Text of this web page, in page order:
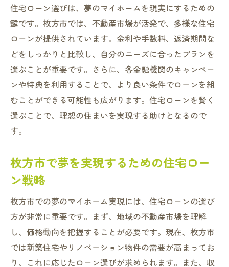
住宅ローン選びは、夢のマイホームを現実にするための
鍵です。枚方市では、不動産市場が活発で、多様な住宅
ローンが提供されています。金利や手数料、返済期間な
どをしっかりと比較し、自分のニーズに合ったプランを
選ぶことが重要です。さらに、各金融機関のキャンペー
ンや特典を利用することで、より良い条件でローンを組
むことができる可能性も広がります。住宅ローンを賢く
選ぶことで、理想の住まいを実現する助けとなるので
す。
枚方市で夢を実現するための住宅ロー
ン戦略
枚方市での夢のマイホーム実現には、住宅ローンの選び
方が非常に重要です。まず、地域の不動産市場を理解
し、価格動向を把握することが必要です。現在、枚方市
では新築住宅やリノベーション物件の需要が高まってお
り、これに応じたローン選びが求められます。また、収